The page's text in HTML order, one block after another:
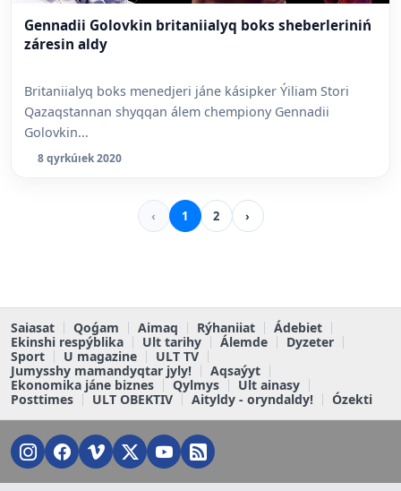
Gennadii Golovkin britaniialyq boks sheberleriniń
záresin aldy
Britaniialyq boks menedjeri jáne kásipker Ýiliam Stori
Qazaqstannan shyqqan álem chempiony Gennadii
Golovkin...
8 qyrkúıek 2020
‹ 1 2 ›
Saiasat Qoǵam Aimaq Rýhaniiat
Ádebiet
Ekinshi respýblika
Ult tarihy Álemde
Dyzeter
Sport
U magazine
ULT TV
Jumysshy mamandyqtar jyly!
Aqsaýyt
Ekonomika jáne biznes
Qylmys
Ult ainasy
Posttimes
ULT OBEKTIV Aityldy - oryndaldy! Ózekti